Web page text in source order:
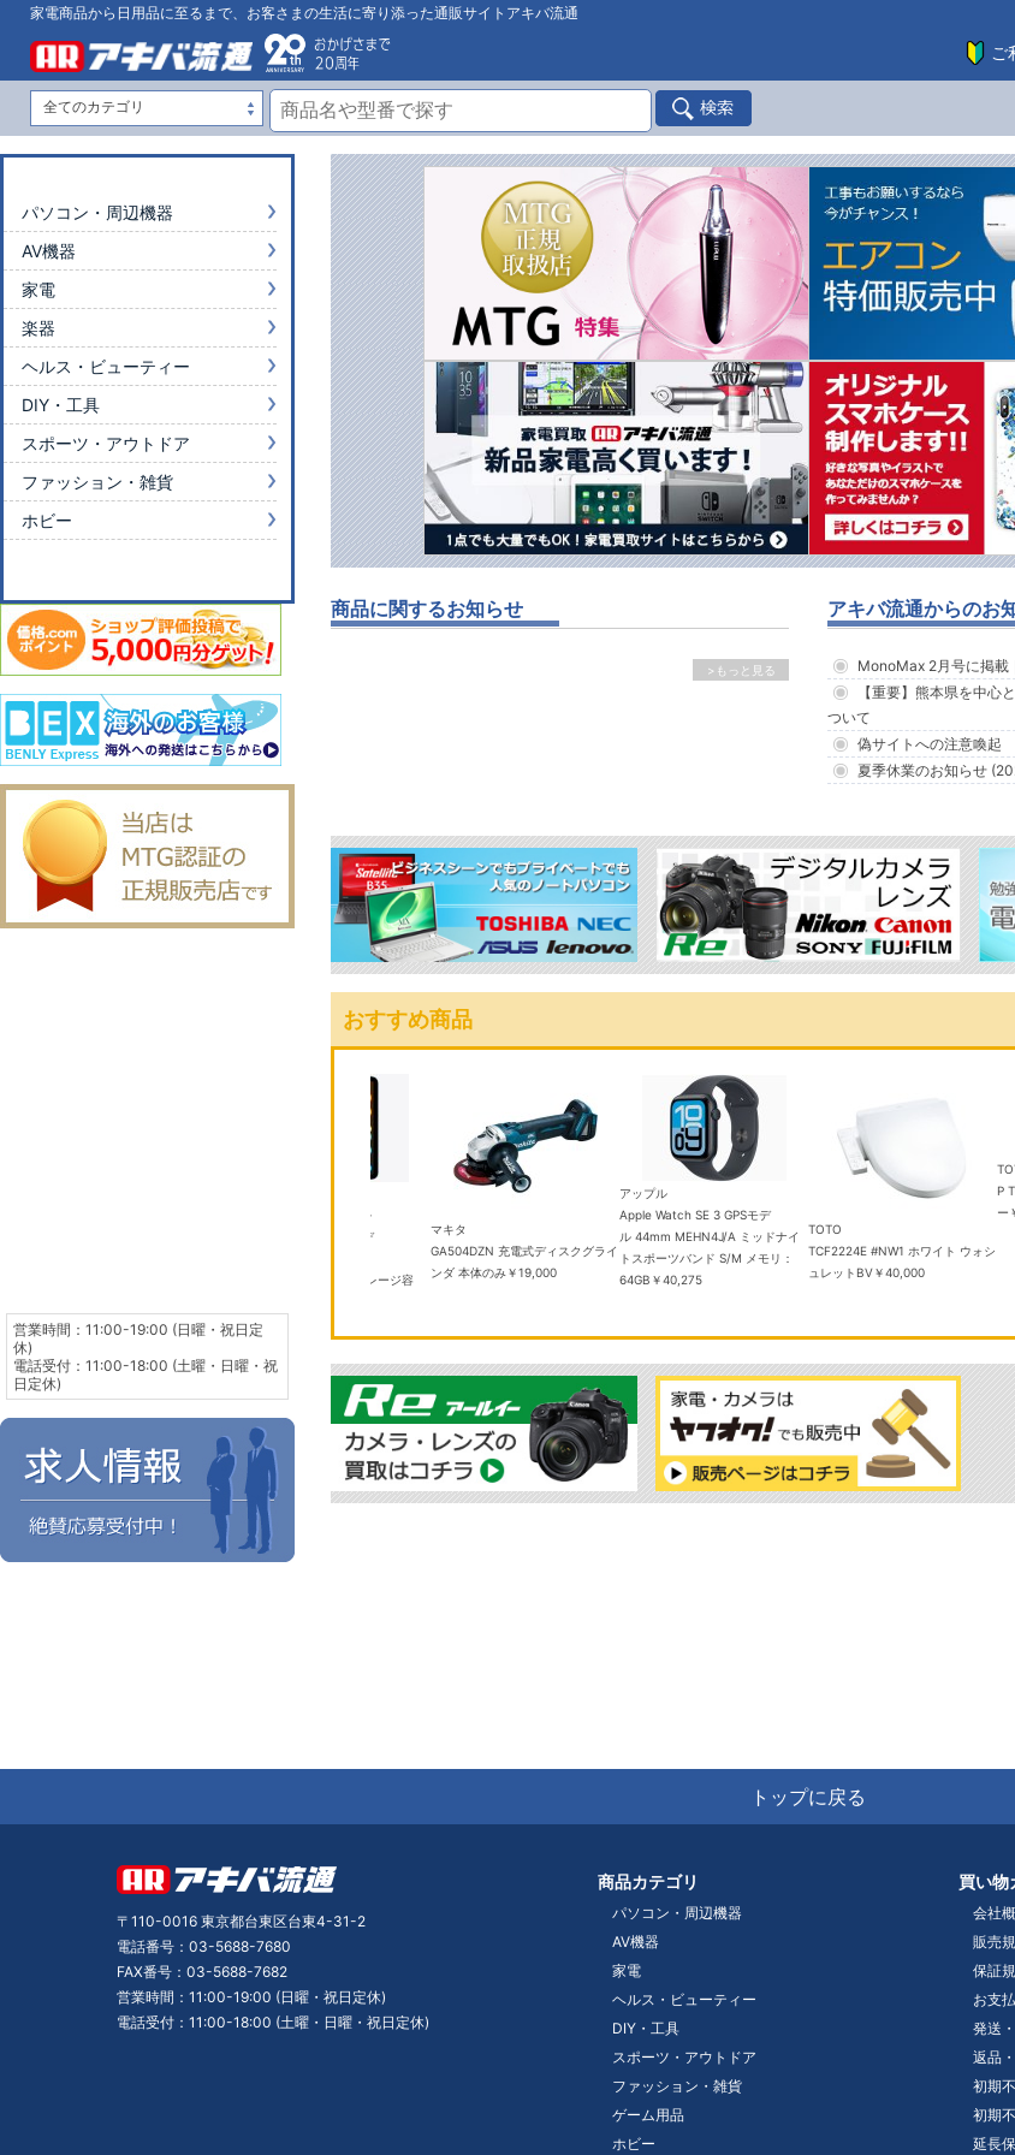
家電商品から日用品に至るまで、お客さまの生活に寄り添った通販サイトアキバ流通
ご
商品に関するお知らせ
>もっと見る
アキバ流通からのお
MonoMax 2月号に掲載
【重要】熊本県を中心
ついて
偽サイトへの注意喚起
夏季休業のお知らせ
おすすめ商品
iPad mini 8.3インチ Wi-
Fi 256GB 2024年秋モデ
ー Apple A17 Pro ストレージ容
マキタ
GA504DZN 充電式ディスクグライ
ンダ 本体のみ￥19,000
アップル
Apple Watch SE 3 GPSモデ
ル 44mm MEHN4J/A ミッドナイ
トスポーツバンド S/M メモリ：
64GB ￥40,275
TOTO
TCF2224E #NW1 ホワイト ウォシ
ュレットBV￥40,000
P
ー
パソコン・周辺機器
AV機器
家電
楽器
ヘルス・ビューティー
DIY・工具
スポーツ・アウトドア
ファッション・雑貨
ホビー
営業時間：11:00-19:00 (日曜・祝日定
休)
電話受付：11:00-18:00 (土曜・日曜・祝
日定休)
トップに戻る
〒110-0016 東京都台東区台東4-31-2
電話番号：03-5688-7680
FAX番号：03-5688-7682
営業時間：11:00-19:00 (日曜・祝日定休)
電話受付：11:00-18:00 (土曜・日曜・祝日定休)
商品カテゴリ
パソコン・周辺機器
AV機器
家電
ヘルス・ビューティー
DIY・工具
スポーツ・アウトドア
ファッション・雑貨
ゲーム用品
ホビー
買い物
会社
販売
保証
お支
発送
返品
初期
初期
延長